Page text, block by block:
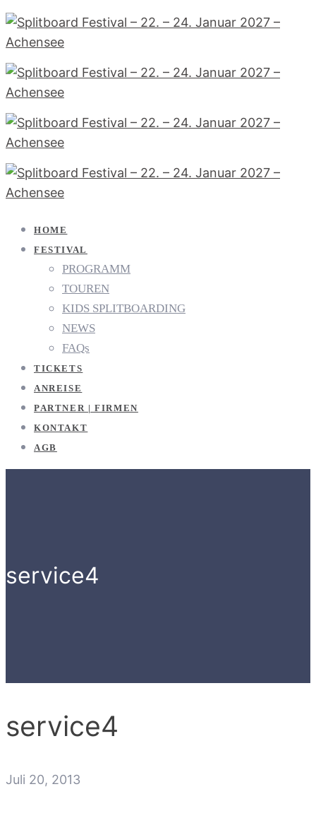
HOME
FESTIVAL
PROGRAMM
TOUREN
KIDS SPLITBOARDING
NEWS
FAQs
TICKETS
ANREISE
PARTNER | FIRMEN
KONTAKT
AGB
service4
service4
Juli 20, 2013